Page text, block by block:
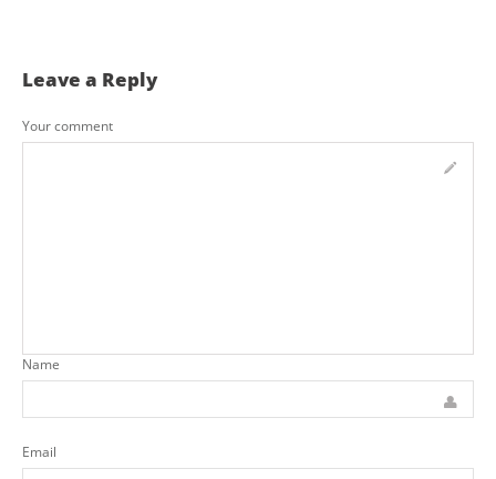
Leave a Reply
Your comment
Name
Email